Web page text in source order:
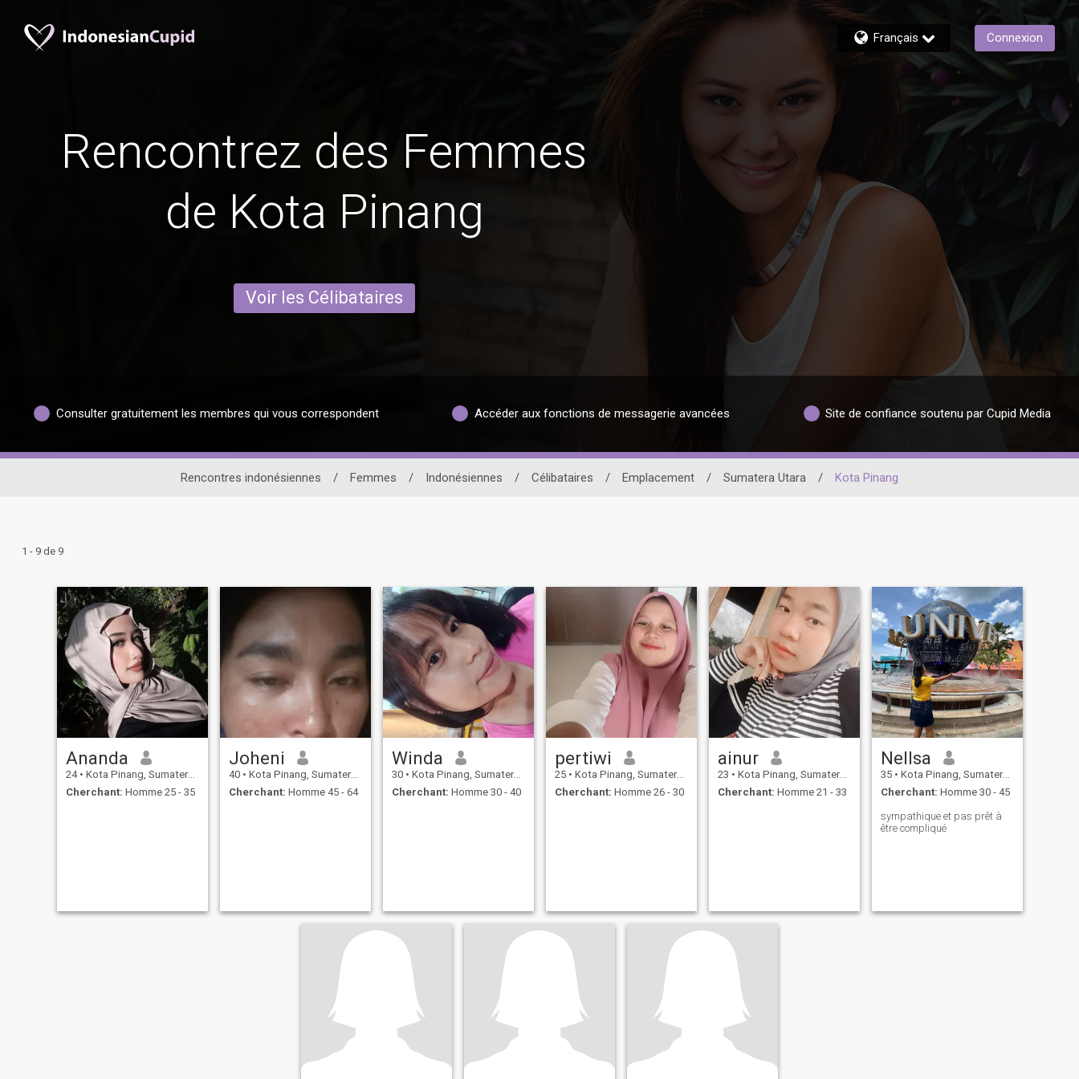
Français Connexion
Rencontrez des Femmes
de Kota Pinang
Voir les Célibataires
Consulter gratuitement les membres qui vous correspondent Accéder aux fonctions de messagerie avancées Site de confiance soutenu par Cupid Media
Rencontres indonésiennes / Femmes / Indonésiennes / Célibataires / Emplacement / Sumatera Utara / Kota Pinang
1 - 9 de 9
Ananda
24 • Kota Pinang, Sumatera Utara, Indonésie
Cherchant: Homme 25 - 35
Joheni
40 • Kota Pinang, Sumatera Utara, Indonésie
Cherchant: Homme 45 - 64
Winda
30 • Kota Pinang, Sumatera Utara, Indonésie
Cherchant: Homme 30 - 40
pertiwi
25 • Kota Pinang, Sumatera Utara, Indonésie
Cherchant: Homme 26 - 30
ainur
23 • Kota Pinang, Sumatera Utara, Indonésie
Cherchant: Homme 21 - 33
Nellsa
35 • Kota Pinang, Sumatera Utara, Indonésie
Cherchant: Homme 30 - 45
sympathique et pas prêt à
être compliqué